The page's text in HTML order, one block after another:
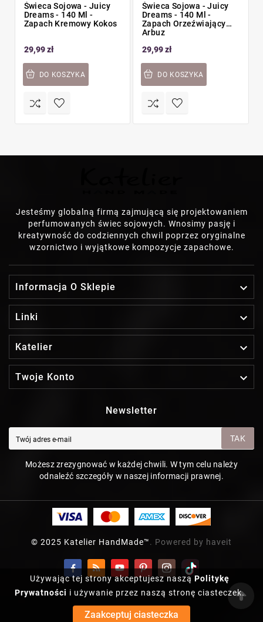
Używając tej strony akceptujesz naszą Politykę
Prywatności i używanie przez naszą stronę ciasteczek.
Zaakceptuj ciasteczka
Świeca Sojowa - Juicy
Dreams - 140 Ml -
Zapach Kremowy Kokos
29,99 zł
DO KOSZYKA
Świeca Sojowa - Juicy
Dreams - 140 Ml -
Zapach Orzeźwiający
Arbuz
29,99 zł
DO KOSZYKA
Jesteśmy globalną firmą zajmującą się projektowaniem
perfumowanych świec sojowych. Wnosimy pasję i
kreatywność do codziennych chwil poprzez oryginalne
wzornictwo i wyjątkowe kompozycje zapachowe.
Informacja O Sklepie 
Linki 
Katelier 
Twoje Konto 
Newsletter
TAK
Możesz zrezygnować w każdej chwili. W tym celu należy
odnaleźć szczegóły w naszej informacji prawnej.
© 2025 Katelier HandMade™. Powered by haveit